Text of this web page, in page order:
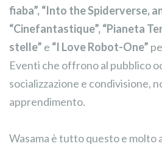
fiaba”,“Into the Spiderverse,
“Cinefantastique”, “Pianeta
stelle” e “I Love Robot-One”
Eventi che offrono al pubblico
socializzazione e condivisione,
apprendimento.
Wasama è tutto questo e molto